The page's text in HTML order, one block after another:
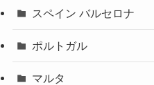
スペイン バルセロナ
ポルトガル
マルタ